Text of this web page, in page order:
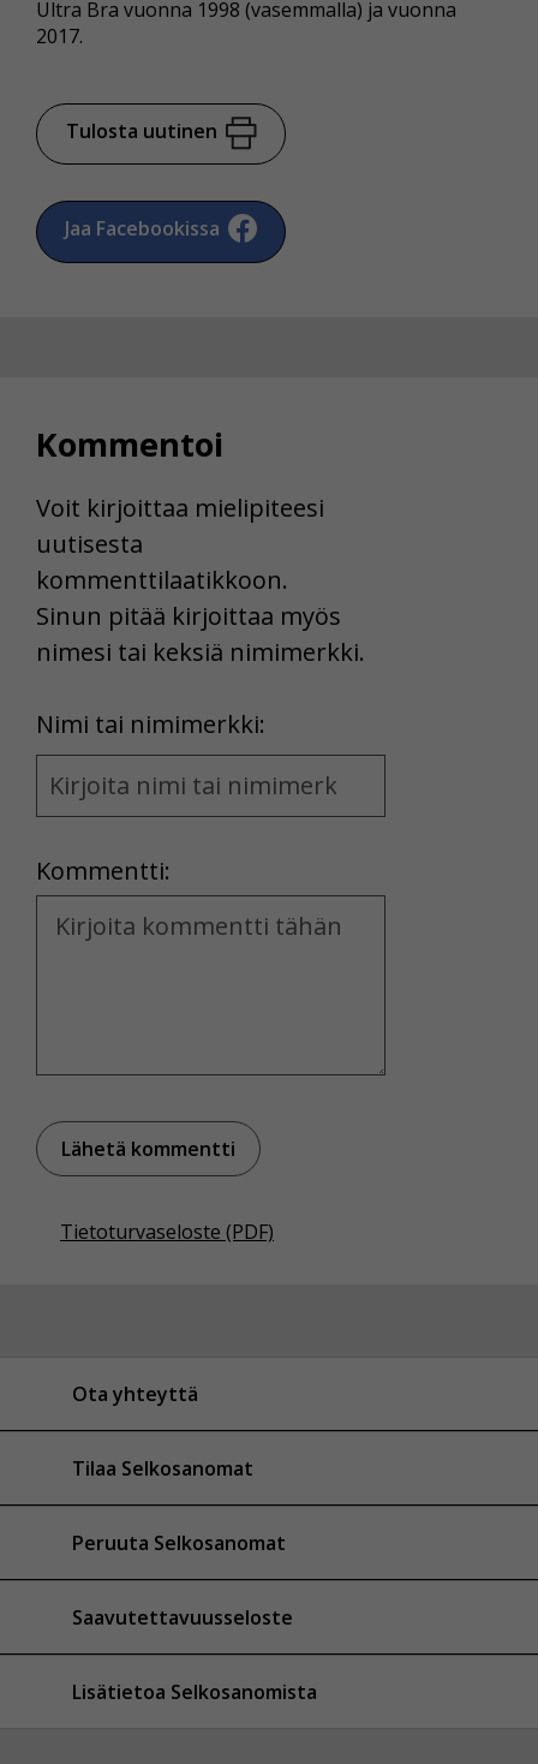
Ultra Bra vuonna 1998 (vasemmalla) ja vuonna
2017.
Tulosta uutinen
Jaa Facebookissa
Kommentoi
Voit kirjoittaa mielipiteesi
uutisesta
kommenttilaatikkoon.
Sinun pitää kirjoittaa myös
nimesi tai keksiä nimimerkki.
Nimi tai nimimerkki:
Name
and
Kommentti:
Kommentti
Tietoturvaseloste (PDF)
Ota yhteyttä
Tilaa Selkosanomat
Peruuta Selkosanomat
Saavutettavuusseloste
Lisätietoa Selkosanomista